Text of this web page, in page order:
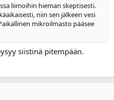
liimoihin hieman skeptisesti.
niin sen jälkeen vesi
mikroilmasto pääsee
siistinä pitempään.